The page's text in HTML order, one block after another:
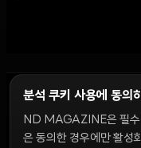
윤리 원칙 Discord 봇캠페
분석 쿠키 사용에 동의
ND MAGAZINE은 필수
은 동의한 경우에만 활성